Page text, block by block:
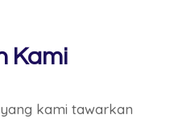
Kami
kami tawarkan